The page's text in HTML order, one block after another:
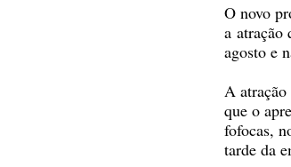
O novo
a atração
agosto e
A
que o
fofocas,
tarde da